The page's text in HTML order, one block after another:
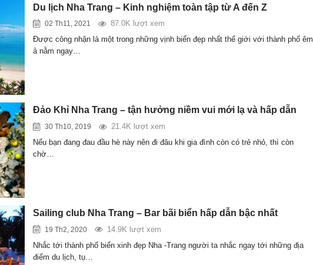
Du lịch Nha Trang – Kinh nghiệm toàn tập từ A đến Z
02 Th11, 2021
87.0K lượt xem
Được công nhận là một trong những vịnh biển đẹp nhất thế giới với thành phố êm
ả nằm ngay…
Đảo Khỉ Nha Trang – tận hưởng niềm vui mới lạ và hấp dẫn
30 Th10, 2019
21.4K lượt xem
Nếu bạn đang đau đầu hè này nên đi đâu khi gia đình còn có trẻ nhỏ, thì còn
chờ…
Sailing club Nha Trang – Bar bãi biển hấp dẫn bậc nhất
19 Th2, 2020
14.9K lượt xem
Nhắc tới thành phố biển xinh đẹp Nha -Trang người ta nhắc ngay tới những địa
điểm du lịch, tụ…